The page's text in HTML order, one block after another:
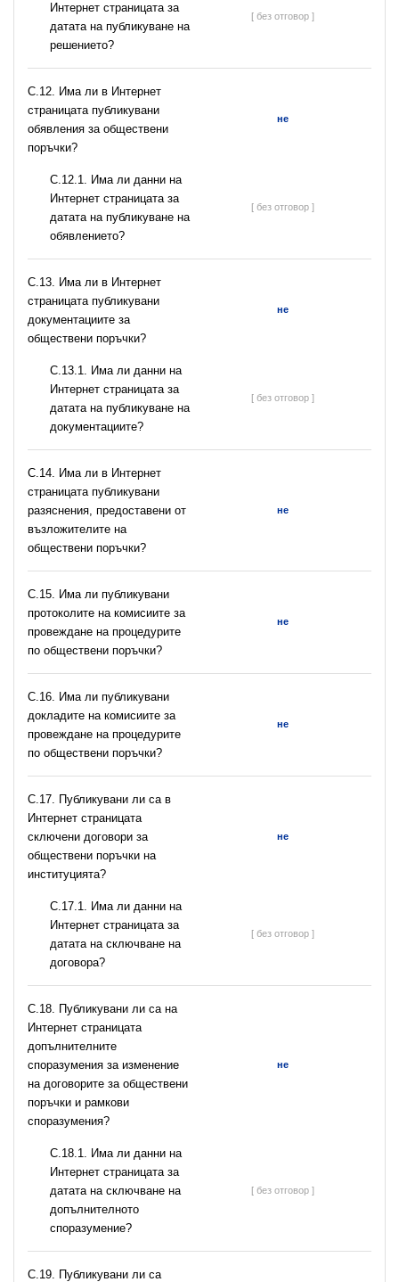
Интернет страницата за
датата на публикуване на
решението?
[ без отговор ]
С.12. Има ли в Интернет
страницата публикувани
обявления за обществени
поръчки?
не
С.12.1. Има ли данни на
Интернет страницата за
датата на публикуване на
обявлението?
[ без отговор ]
С.13. Има ли в Интернет
страницата публикувани
документациите за
обществени поръчки?
не
С.13.1. Има ли данни на
Интернет страницата за
датата на публикуване на
документациите?
[ без отговор ]
С.14. Има ли в Интернет
страницата публикувани
разяснения, предоставени от
възложителите на
обществени поръчки?
не
С.15. Има ли публикувани
протоколите на комисиите за
провеждане на процедурите
по обществени поръчки?
не
С.16. Има ли публикувани
докладите на комисиите за
провеждане на процедурите
по обществени поръчки?
не
С.17. Публикувани ли са в
Интернет страницата
сключени договори за
обществени поръчки на
институцията?
не
С.17.1. Има ли данни на
Интернет страницата за
датата на сключване на
договора?
[ без отговор ]
С.18. Публикувани ли са на
Интернет страницата
допълнителните
споразумения за изменение
на договорите за обществени
поръчки и рамкови
споразумения?
не
С.18.1. Има ли данни на
Интернет страницата за
датата на сключване на
допълнителното
споразумение?
[ без отговор ]
С.19. Публикувани ли са